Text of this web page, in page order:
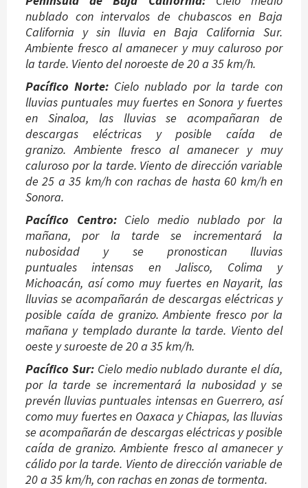
nublado con intervalos de chubascos en Baja
California y sin lluvia en Baja California Sur.
Ambiente fresco al amanecer y muy caluroso por
la tarde. Viento del noroeste de 20 a 35 km/h.
Pacífico Norte: Cielo nublado por la tarde con
lluvias puntuales muy fuertes en Sonora y fuertes
en Sinaloa, las lluvias se acompañaran de
descargas eléctricas y posible caída de
granizo. Ambiente fresco al amanecer y muy
caluroso por la tarde. Viento de dirección variable
de 25 a 35 km/h con rachas de hasta 60 km/h en
Sonora.
Pacífico Centro:Cielo medio nublado por la
mañana, por la tarde se incrementará la
nubosidad y se pronostican lluvias
puntuales intensas en Jalisco, Colima y
Michoacán, así como muy fuertes en Nayarit, las
lluvias se acompañarán de descargas eléctricas y
posible caída de granizo. Ambiente fresco por la
mañana y templado durante la tarde. Viento del
oeste y suroeste de 20 a 35 km/h.
Pacífico Sur:Cielo medio nublado durante el día,
por la tarde se incrementará la nubosidad y se
prevén lluvias puntuales intensas en Guerrero, así
como muy fuertes en Oaxaca y Chiapas, las lluvias
se acompañarán de descargas eléctricas y posible
caída de granizo. Ambiente fresco al amanecer y
cálido por la tarde. Viento de dirección variable de
20 a 35 km/h, con rachas en zonas de tormenta.